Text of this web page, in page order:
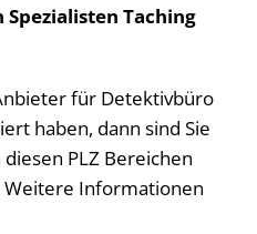
Taching
für Detektivbüro
haben, dann sind Sie
PLZ Bereichen
Weitere Informationen